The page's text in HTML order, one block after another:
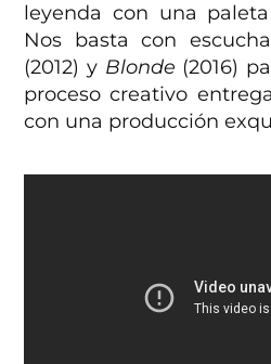
leyenda con una
Nos basta con
(2012) y Blonde (2016)
proceso creativo
con una producción